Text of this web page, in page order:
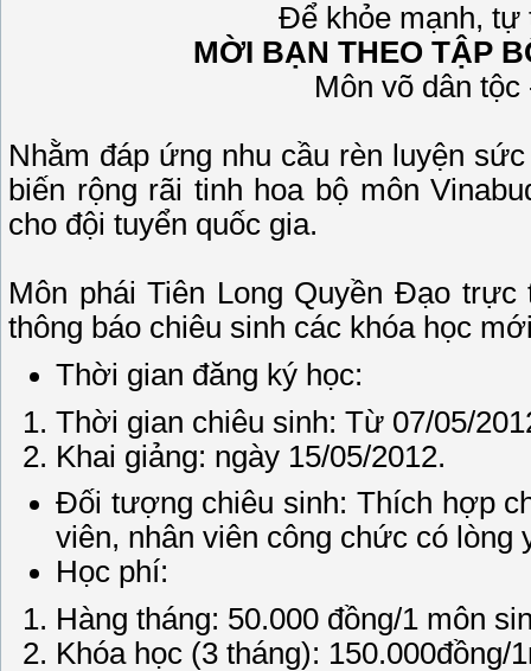
Để khỏe mạnh, tự
MỜI BẠN THEO TẬP
Môn võ dân
Nhằm đáp ứng nhu cầu rèn luyện
biến rộng rãi tinh hoa bộ môn
cho đội tuyển quốc gia.
Môn phái Tiên Long Quyền Đạo
thông báo chiêu sinh các khóa học
Thời gian đăng ký học:
Thời gian chiêu sinh: Từ 07/05/
Khai giảng: ngày 15/05/2012.
Đối tượng chiêu sinh: Thích hợp
viên, nhân viên công chức có lòng
Học phí:
Hàng tháng: 50.000 đồng/1 môn
Khóa học (3 tháng): 150.000đồng/